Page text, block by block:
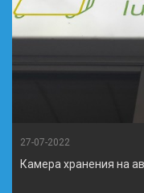
27-07-2022
Камера хранения на